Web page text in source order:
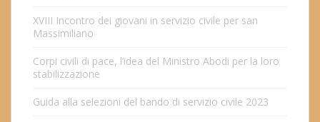
XVIII Incontro dei giovani in servizio civile per san
Massimiliano
Corpi civili di pace, l’idea del Ministro Abodi per la loro
stabilizzazione
Guida alla selezioni del bando di servizio civile 2023